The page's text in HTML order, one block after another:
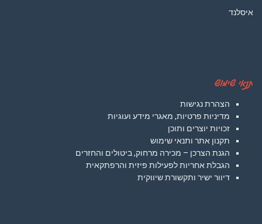
איסלנד
תנאי שימוש
הצהרת נגישות
מדיניות פרטיות, מאגרי מידע ועוגיות
זכויות יוצרים ותוכן
תקנון אתר ותנאי שימוש
הגנת הצרכן – מכירה מרחוק, ביטולים והחזרים
הגבלת אחריות לפעילות פיזית והרפתקאית
דיוור ישיר ותקשורת שיווקית